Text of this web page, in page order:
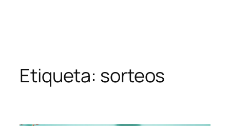
Etiqueta: sorteos